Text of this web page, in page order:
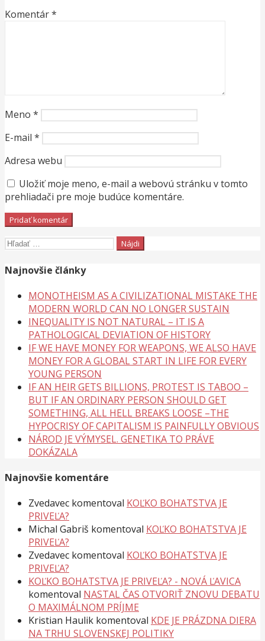
Komentár*
Meno *
E-mail *
Adresa webu
Uložiť moje meno, e-mail a webovú stránku v tomto
prehliadači pre moje budúce komentáre.
Hľadať:
Najnovšie články
MONOTHEISM AS A CIVILIZATIONAL MISTAKE THE
MODERN WORLD CAN NO LONGER SUSTAIN
INEQUALITY IS NOT NATURAL – IT IS A
PATHOLOGICAL DEVIATION OF HISTORY
IF WE HAVE MONEY FOR WEAPONS, WE ALSO HAVE
MONEY FOR A GLOBAL START IN LIFE FOR EVERY
YOUNG PERSON
IF AN HEIR GETS BILLIONS, PROTEST IS TABOO –
BUT IF AN ORDINARY PERSON SHOULD GET
SOMETHING, ALL HELL BREAKS LOOSE –THE
HYPOCRISY OF CAPITALISM IS PAINFULLY OBVIOUS
NÁROD JE VÝMYSEL. GENETIKA TO PRÁVE
DOKÁZALA
Najnovšie komentáre
Zvedavec komentoval KOĽKO BOHATSTVA JE
PRIVEĽA?
Michal Gabriš komentoval KOĽKO BOHATSTVA JE
PRIVEĽA?
Zvedavec komentoval KOĽKO BOHATSTVA JE
PRIVEĽA?
KOĽKO BOHATSTVA JE PRIVEĽA? - NOVÁ ĽAVICA
komentoval NASTAL ČAS OTVORIŤ ZNOVU DEBATU
O MAXIMÁLNOM PRÍJME
Kristian Haulik komentoval KDE JE PRÁZDNA DIERA
NA TRHU SLOVENSKEJ POLITIKY